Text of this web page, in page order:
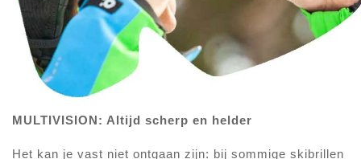
MULTIVISION: Altijd scherp en helder
Het kan je vast niet ontgaan zijn: bij sommige skibrillen